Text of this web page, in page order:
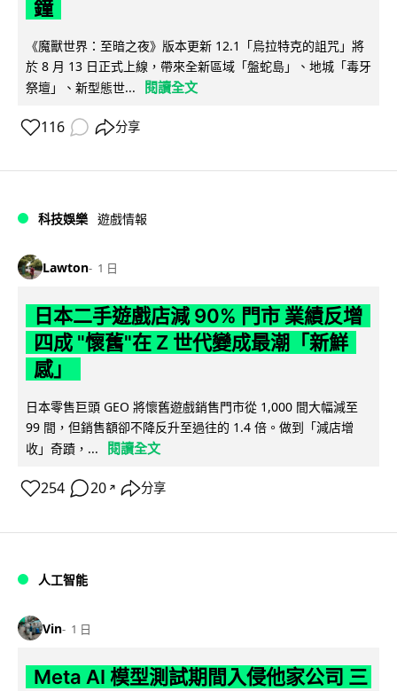
鐘
《魔獸世界：至暗之夜》版本更新 12.1「烏拉特克的詛咒」將
於 8 月 13 日正式上線，帶來全新區域「盤蛇島」、地城「毒牙
祭壇」、新型態世...
閱讀全文
116 分享
科技娛樂 遊戲情報
Lawton 1 日
日本二手遊戲店減 90% 門市 業績反增
四成 "懷舊"在 Z 世代變成最潮「新鮮
感」
日本零售巨頭 GEO 將懷舊遊戲銷售門市從 1,000 間大幅減至
99 間，但銷售額卻不降反升至過往的 1.4 倍。做到「減店增
收」奇蹟，...
閱讀全文
254 20 ↗ 分享
人工智能
Vin 1 日
Meta AI 模型測試期間入侵他家公司 三